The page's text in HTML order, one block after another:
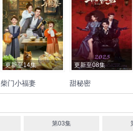
更新至14集
柴门小福妻
马秋元 潘毅鸿 金泳三 肖
更新至08集
甜秘密
申浩男 赵子络 杨紫艺
第03集